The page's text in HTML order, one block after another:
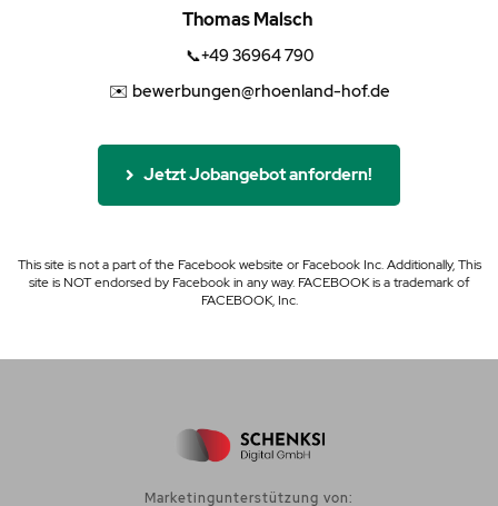
Thomas Malsch
📞+49 36964 790
✉️ bewerbungen@rhoenland-hof.de
Jetzt Jobangebot anfordern!
This site is not a part of the Facebook website or Facebook Inc. Additionally, This
site is NOT endorsed by Facebook in any way. FACEBOOK is a trademark of
FACEBOOK, Inc.
Marketingunterstützung von: